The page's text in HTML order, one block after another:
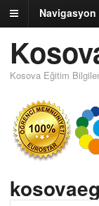
Navigasyon
Kosova Eğitim